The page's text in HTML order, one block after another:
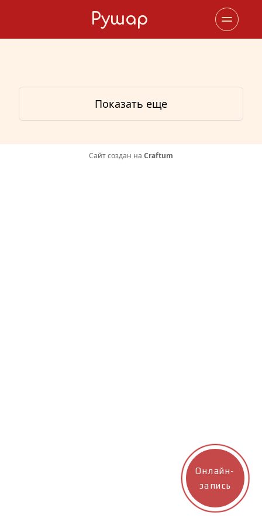
Рушар
Показать еще
Сайт создан на Craftum
Онлайн-
запись